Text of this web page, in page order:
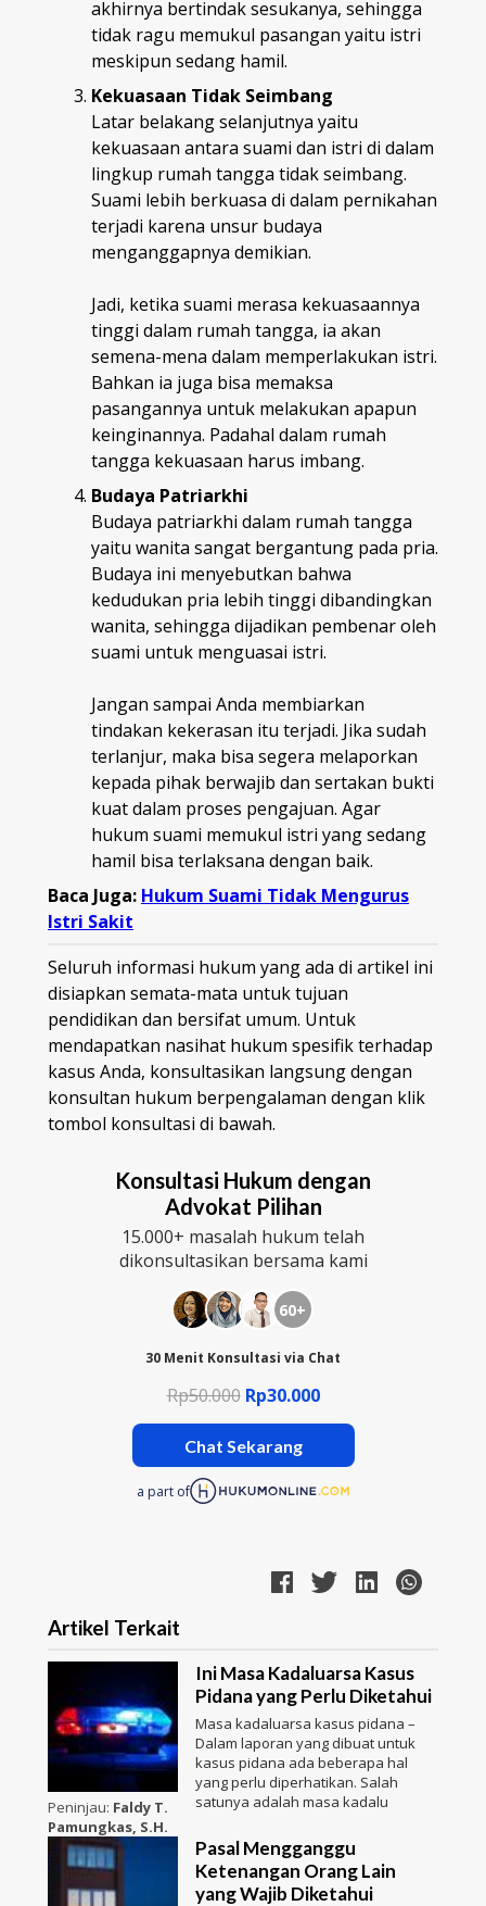
akhirnya bertindak sesukanya, sehingga
tidak ragu memukul pasangan yaitu istri
meskipun sedang hamil.
Kekuasaan Tidak Seimbang
Latar belakang selanjutnya yaitu
kekuasaan antara suami dan istri di dalam
lingkup rumah tangga tidak seimbang.
Suami lebih berkuasa di dalam pernikahan
terjadi karena unsur budaya
menganggapnya demikian.
Jadi, ketika suami merasa kekuasaannya
tinggi dalam rumah tangga, ia akan
semena-mena dalam memperlakukan istri.
Bahkan ia juga bisa memaksa
pasangannya untuk melakukan apapun
keinginannya. Padahal dalam rumah
tangga kekuasaan harus imbang.
Budaya Patriarkhi
Budaya patriarkhi dalam rumah tangga
yaitu wanita sangat bergantung pada pria.
Budaya ini menyebutkan bahwa
kedudukan pria lebih tinggi dibandingkan
wanita, sehingga dijadikan pembenar oleh
suami untuk menguasai istri.
Jangan sampai Anda membiarkan
tindakan kekerasan itu terjadi. Jika sudah
terlanjur, maka bisa segera melaporkan
kepada pihak berwajib dan sertakan bukti
kuat dalam proses pengajuan. Agar
hukum suami memukul istri yang sedang
hamil bisa terlaksana dengan baik.
Baca Juga: Hukum Suami Tidak Mengurus
Istri Sakit
Seluruh informasi hukum yang ada di artikel ini
disiapkan semata-mata untuk tujuan
pendidikan dan bersifat umum. Untuk
mendapatkan nasihat hukum spesifik terhadap
kasus Anda, konsultasikan langsung dengan
konsultan hukum berpengalaman dengan klik
tombol konsultasi di bawah.
Konsultasi Hukum dengan
Advokat Pilihan
15.000+ masalah hukum telah
dikonsultasikan bersama kami
60+
30 Menit Konsultasi via Chat
Rp50.000 Rp30.000
Chat Sekarang
a part of
Artikel Terkait
Peninjau: Faldy T.
Pamungkas, S.H.
Ini Masa Kadaluarsa Kasus
Pidana yang Perlu Diketahui
Masa kadaluarsa kasus pidana –
Dalam laporan yang dibuat untuk
kasus pidana ada beberapa hal
yang perlu diperhatikan. Salah
satunya adalah masa kadalu
Pasal Mengganggu
Ketenangan Orang Lain
yang Wajib Diketahui